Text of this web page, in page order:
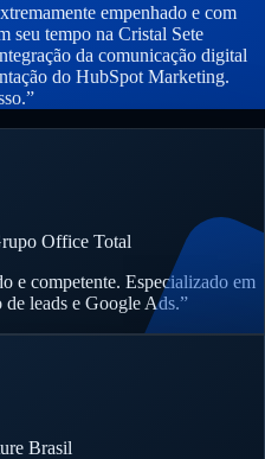
empenhado e com
seu tempo na Cristal Sete
da comunicação digital
do HubSpot Marketing.
Office Total
e competente. Especializado em
leads e Google Ads.”
Brasil